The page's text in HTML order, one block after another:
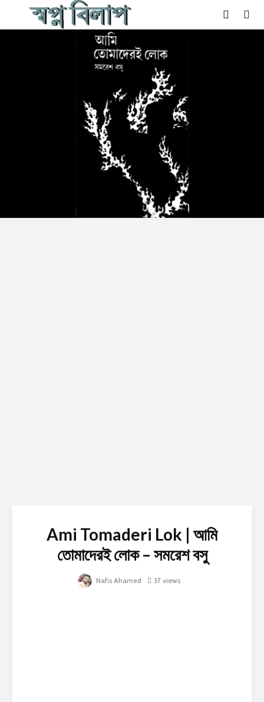
Ami Tomaderi Lok | আমি
তোমাদেরই লোক – সমরেশ বসু
Nafis Ahamed 37 views